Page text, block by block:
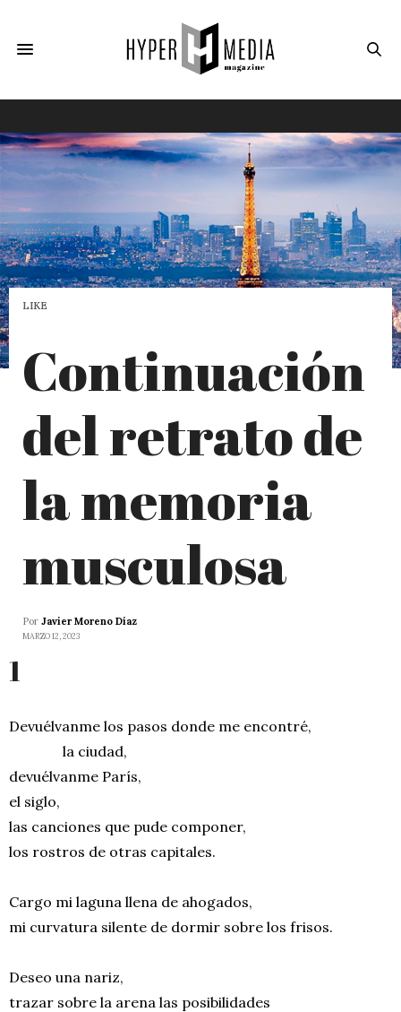
LIKE
Continuación
del retrato de
la memoria
musculosa
Por Javier Moreno Díaz
MARZO 12, 2023
1
Devuélvanme los pasos donde me encontré,
la ciudad,
devuélvanme París,
el siglo,
las canciones que pude componer,
los rostros de otras capitales.
Cargo mi laguna llena de ahogados,
mi curvatura silente de dormir sobre los frisos.
Deseo una nariz,
trazar sobre la arena las posibilidades